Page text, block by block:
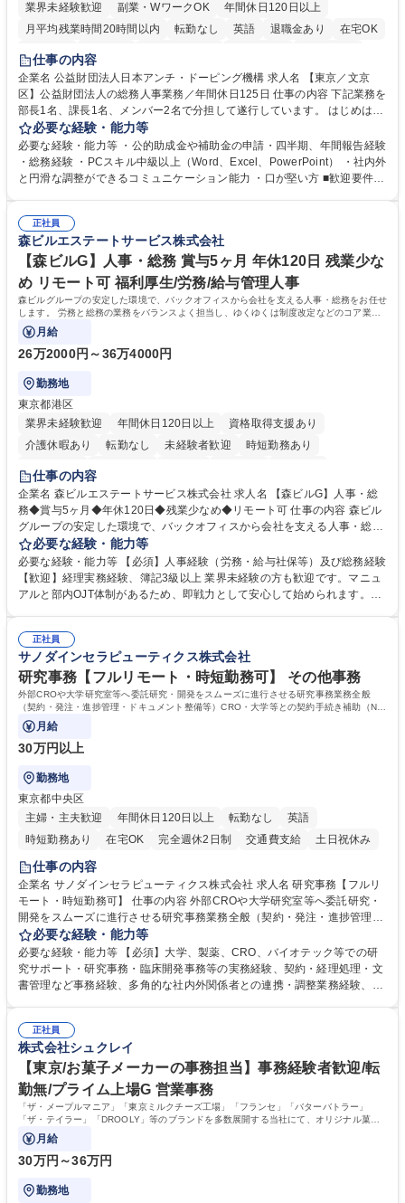
業界未経験歓迎 副業・WワークOK
年間休日120日以上
月平均残業時間20時間以内
転勤なし 英語 退職金あり
在宅OK
賞与あり
育休あり
食事補助あり
仕事の内容
企業名 公益財団法人日本アンチ・ドーピング機構 求人名 【東京／文京
区】公益財団法人の総務人事業務／年間休日125日 仕事の内容 下記業務を
部長1名、課長1名、メンバー2名で分担して遂行しています。 はじめは担
当者として業務を覚えていただき、ゆくゆくはリーダーやマネージャーポ
ジションとして活躍いただくことを期待しています。 【総務・人事グルー
プの業務内容】 ・人事制度関連 ・採用活動 ・教育研修の企画、実行 ・勤
怠管理 ・官公庁への各種提出 ・法定の会議運営（評議員会、理事会） ・
管理 ・福利厚生関連 ・職員からの問合せ、相談対応 ・その他日常の総務
業務全般 募集職種 【東京／文京区】公益財団法人の総務人事業務／年間
休日125日
必要な経験・能力等
必要な経験・能力等 ・公的助成金や補助金の申請・四半期、年間報告経験
・総務経験 ・PCスキル中級以上（Word、Excel、PowerPoint） ・社内外
と円滑な調整ができるコミュニケーション能力 ・口が堅い方 ■歓迎要件
正社員
森ビルエステートサービス株式会社
【森ビルG】人事・総務 賞与5ヶ月 年休120日 残業少な
め リモート可 福利厚生/労務/給与管理人事
森ビルグループの安定した環境で、バックオフィスから会社を支える人事・総務をお任せ
します。 労務と総務の業務をバランスよく担当し、ゆくゆくは制度改定などのコア業務
にも挑戦できる、やりがいある環境です。
月給
26万2000円～36万4000円
勤務地
東京都港区
業界未経験歓迎
年間休日120日以上
資格取得支援あり
介護休暇あり
転勤なし 未経験者歓迎
時短勤務あり
経験者歓迎
完全週休2日制
交通費支給 長期歓迎 駅近5分以内 土日祝休み
仕事の内容
企業名 森ビルエステートサービス株式会社 求人名 【森ビルG】人事・総
務◆賞与5ヶ月◆年休120日◆残業少なめ◆リモート可 仕事の内容 森ビル
グループの安定した環境で、バックオフィスから会社を支える人事・総務
をお任せします。 労務と総務の業務をバランスよく担当し、ゆくゆくは制
度改定などのコア業務にも挑戦できる、やりがいある環境です。 ■勤怠管
理、給与計算、社会保険手続き、年末調整等の労務管理全般 ■入退社手続
き、社内規定の改定や人事制度改定などのコア業務 ■社内イベントの企画
でも質問・相談できる環境が整っているため、安心して成長できます。 募
集職種 【森ビルG】人事・総務◆賞与5ヶ月◆年休120日◆残業少なめ◆
リモート可
必要な経験・能力等
必要な経験・能力等 【必須】人事経験（労務・給与社保等）及び総務経験
【歓迎】経理実務経験、簿記3級以上 業界未経験の方も歓迎です。マニュ
アルと部内OJT体制があるため、即戦力として安心して始められます。
務に挑戦できるため、自身の成長と組織への貢献度をダイレクトに実感で
きます。 残業少なめ、週1日リモート可など、ワークライフバランスを保
ち長期活躍できる環境です。 「これまでの幅広い経験を活かし、長期的な
キャリアを築きたい」という前向きな意欲と挑戦を全力で応援します。 学
歴・資格 学歴：大学院 大学 高専 短大 専修学校 高校 語学力： 資格：日商
簿記検定1級 日商簿記検定2級 日商簿記検定3級
正社員
サノダインセラピューティクス株式会社
研究事務【フルリモート・時短勤務可】 その他事務
外部CROや大学研究室等へ委託研究・開発をスムーズに進行させる研究事務業務全般
（契約・発注・進捗管理・ドキュメント整備等）CRO・大学等との契約手続き補助（ND
A・委託・共同研究契約等の進行・記録管理）
月給
30万円以上
勤務地
東京都中央区
主婦・主夫歓迎
年間休日120日以上 転勤なし
英語
時短勤務あり
在宅OK 完全週休2日制 交通費支給 土日祝休み
仕事の内容
企業名 サノダインセラピューティクス株式会社 求人名 研究事務【フルリ
モート・時短勤務可】 仕事の内容 外部CROや大学研究室等へ委託研究・
開発をスムーズに進行させる研究事務業務全般（契約・発注・進捗管理・
ドキュメント整備等）CRO・大学等との契約手続き補助（NDA・委託・
共同研究契約等の進行・記録管理） ■見積取得、発注、検収、請求処理等
の事務手続き ■委託先との定例会議の調整・アジェンダ準備・議事録作成
■研究報告書、試験関連資料、SOP等の整備・版管理・保管 ■研究開発の
他研究開発に関わる総務・庶務 募集職種 研究事務【フルリモート・時短
勤務可】
必要な経験・能力等
必要な経験・能力等 【必須】大学、製薬、CRO、バイオテック等での研
究サポート・研究事務・臨床開発事務等の実務経験、契約・経理処理・文
書管理など事務経験、多角的な社内外関係者との連携・調整業務経験、基
ル対応力 【働き方について】フルリモートやハイブリッド勤務、時短勤務
など個々のライフスタイルに応じた柔軟な働き方が可能です。育児や介護
との両立も応援します。 学歴・資格 学歴：大学院 大学 語学力： 資格：
正社員
株式会社シュクレイ
【東京/お菓子メーカーの事務担当】事務経験者歓迎/転
勤無/プライム上場G 営業事務
「ザ・メープルマニア」「東京ミルクチーズ工場」「フランセ」「バターバトラー」
「ザ・テイラー」「DROOLY」等のブランドを多数展開する当社にて、オリジナル菓子
ブランド商品の事務業務をお任せいたします。
月給
30万円～36万円
勤務地